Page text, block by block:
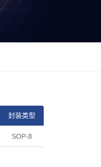
封装类型
SOP-8